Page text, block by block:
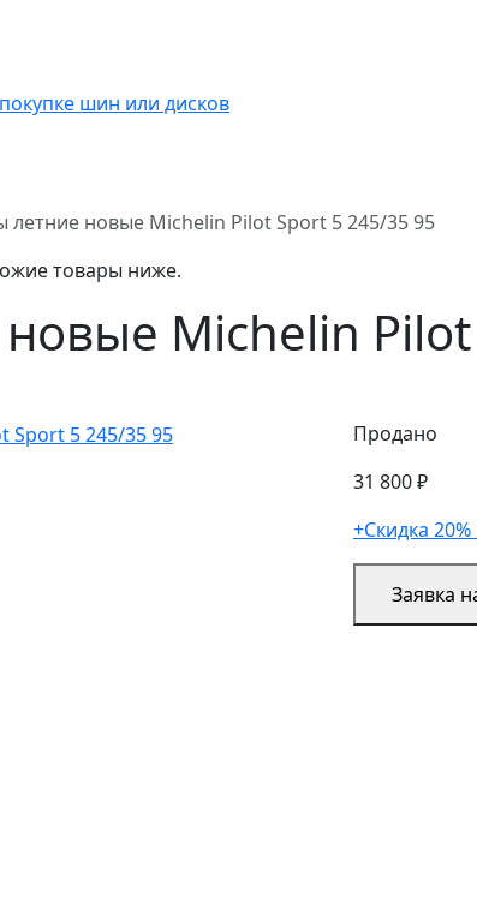
новые Michelin Pilot Sport 5 245/35 95
товары ниже.
Michelin Pilot
Продано
31 800 ₽
+Скидка
Заявка